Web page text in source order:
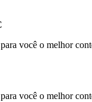
você o melhor
você o melhor